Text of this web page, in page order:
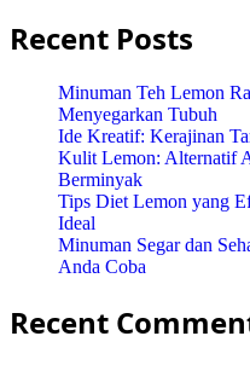
Recent Posts
Minuman Teh Lemon
Menyegarkan Tubuh
Ide Kreatif: Kerajinan
Kulit Lemon: Alternatif
Berminyak
Tips Diet Lemon yang
Ideal
Minuman Segar dan
Anda Coba
Recent